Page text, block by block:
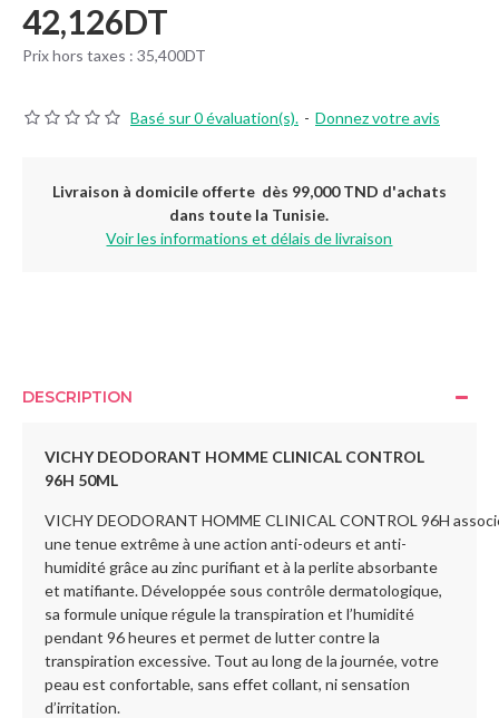
Basé sur 0 évaluation(s). - Donnez votre avis
42,126DT
Prix hors taxes : 35,400DT
Livraison à domicile offerte dès 99,000 TND d'achats
dans toute la Tunisie.
Voir les informations et délais de livraison
DESCRIPTION
VICHY DEODORANT HOMME CLINICAL CONTROL
96H 50ML
VICHY DEODORANT HOMME CLINICAL CONTROL 96H
une tenue extrême à une action anti-odeurs et anti-
humidité grâce au zinc purifiant et à la perlite absorbante
et matifiante. Développée sous contrôle dermatologique,
sa formule unique régule la transpiration et l’humidité
pendant 96 heures et permet de lutter contre la
transpiration excessive. Tout au long de la journée, votre
peau est confortable, sans effet collant, ni sensation
d’irritation.